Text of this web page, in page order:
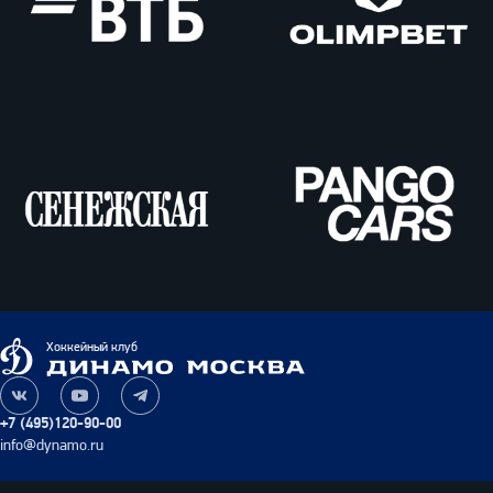
Cars
Динамо
Москва
Хоккейный клуб
+7 (495)120-90-00
info@dynamo.ru
Наша
группа
ВКонтакте
Наш
канал
на
Наш
канал